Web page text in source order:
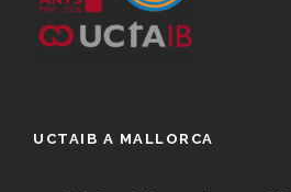
UCTAIB A MALLORCA